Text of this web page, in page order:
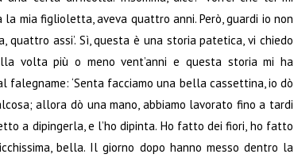
mia figlioletta, aveva quattro anni. Però, guardi io non
quattro assi’. Sì, questa è una storia patetica, vi chiedo
volta più o meno vent’anni e questa storia mi ha
falegname: ‘Senta facciamo una bella cassettina, io dò
allora dò una mano, abbiamo lavorato fino a tardi
a dipingerla, e l’ho dipinta. Ho fatto dei fiori, ho fatto
bella. Il giorno dopo hanno messo dentro la